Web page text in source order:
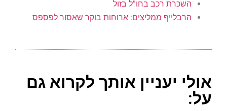
השכרת רכב בחו”ל בזול
הרבלייף ממליצים: ארוחות בוקר שאסור לפספס
אולי יעניין אותך לקרוא גם
על: